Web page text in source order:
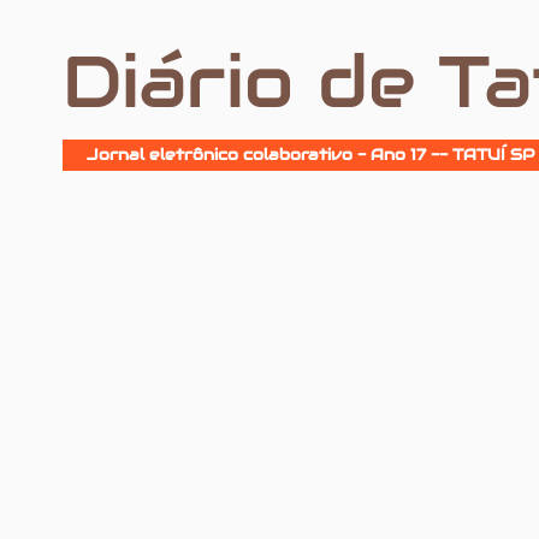
Diário de
Jornal eletrônico colaborativo - Ano 17 -- TATUÍ SP